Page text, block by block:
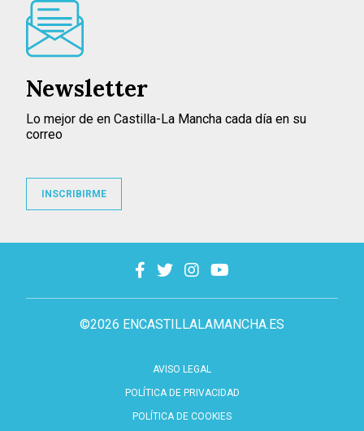
©2026 ENCASTILLALAMANCHA.ES
AVISO LEGAL
POLÍTICA DE PRIVACIDAD
POLÍTICA DE COOKIES
Newsletter
Lo mejor de en Castilla-La Mancha cada día en su
correo
INSCRIBIRME